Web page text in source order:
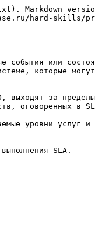
Markdown
hard-skills/
события или
которые
выходят за
оговоренных в
уровни услуг и